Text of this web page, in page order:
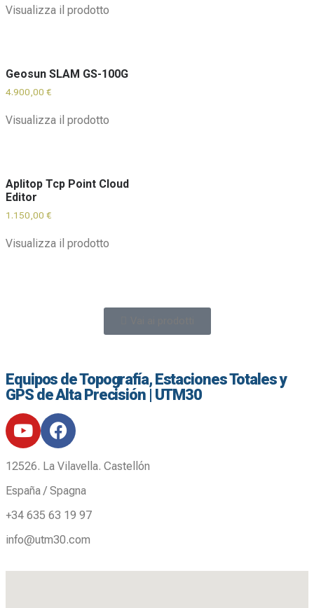
Visualizza il prodotto
Geosun SLAM GS-100G
4.900,00 €
Visualizza il prodotto
Aplitop Tcp Point Cloud
Editor
1.150,00 €
Visualizza il prodotto
Equipos de Topografía, Estaciones Totales y
GPS de Alta Precisión | UTM30
12526. La Vilavella. Castellón
España / Spagna
+34 635 63 19 97
info@utm30.com